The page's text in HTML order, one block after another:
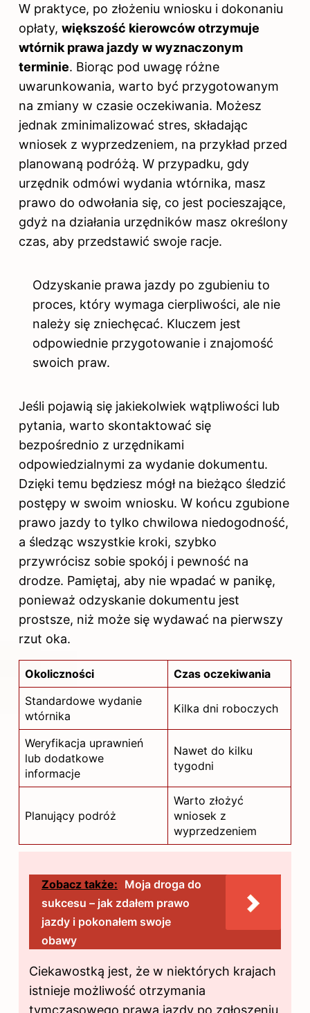
W praktyce, po złożeniu wniosku i dokonaniu
opłaty, większość kierowców otrzymuje
wtórnik prawa jazdy w wyznaczonym
terminie. Biorąc pod uwagę różne
uwarunkowania, warto być przygotowanym
na zmiany w czasie oczekiwania. Możesz
jednak zminimalizować stres, składając
wniosek z wyprzedzeniem, na przykład przed
planowaną podróżą. W przypadku, gdy
urzędnik odmówi wydania wtórnika, masz
prawo do odwołania się, co jest pocieszające,
gdyż na działania urzędników masz określony
czas, aby przedstawić swoje racje.
Odzyskanie prawa jazdy po zgubieniu to
proces, który wymaga cierpliwości, ale nie
należy się zniechęcać. Kluczem jest
odpowiednie przygotowanie i znajomość
swoich praw.
Jeśli pojawią się jakiekolwiek wątpliwości lub
pytania, warto skontaktować się
bezpośrednio z urzędnikami
odpowiedzialnymi za wydanie dokumentu.
Dzięki temu będziesz mógł na bieżąco śledzić
postępy w swoim wniosku. W końcu zgubione
prawo jazdy to tylko chwilowa niedogodność,
a śledząc wszystkie kroki, szybko
przywrócisz sobie spokój i pewność na
drodze. Pamiętaj, aby nie wpadać w panikę,
ponieważ odzyskanie dokumentu jest
prostsze, niż może się wydawać na pierwszy
rzut oka.
Okoliczności
Czas oczekiwania
Standardowe wydanie
wtórnika
Kilka dni roboczych
Weryfikacja uprawnień
lub dodatkowe
informacje
Nawet do kilku
tygodni
Planujący podróż
Warto złożyć
wniosek z
wyprzedzeniem
Zobacz także: Moja droga do
sukcesu – jak zdałem prawo
jazdy i pokonałem swoje
obawy
Ciekawostką jest, że w niektórych krajach
istnieje możliwość otrzymania
tymczasowego prawa jazdy po zgłoszeniu